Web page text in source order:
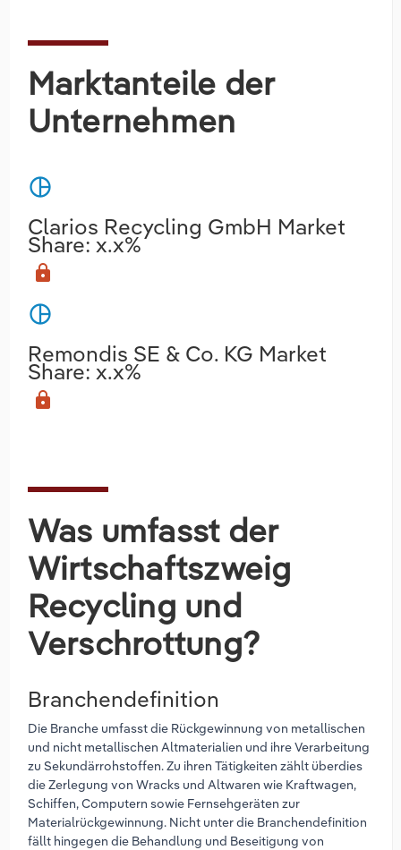
Marktanteile der
Unternehmen
pie_chart
Clarios Recycling GmbH Market
Share: x.x%
lock
pie_chart
Remondis SE & Co. KG Market
Share: x.x%
lock
Was umfasst der
Wirtschaftszweig
Recycling und
Verschrottung?
Branchendefinition
Die Branche umfasst die Rückgewinnung von metallischen
und nicht metallischen Altmaterialien und ihre Verarbeitung
zu Sekundärrohstoffen. Zu ihren Tätigkeiten zählt überdies
die Zerlegung von Wracks und Altwaren wie Kraftwagen,
Schiffen, Computern sowie Fernsehgeräten zur
Materialrückgewinnung. Nicht unter die Branchendefinition
fällt hingegen die Behandlung und Beseitigung von